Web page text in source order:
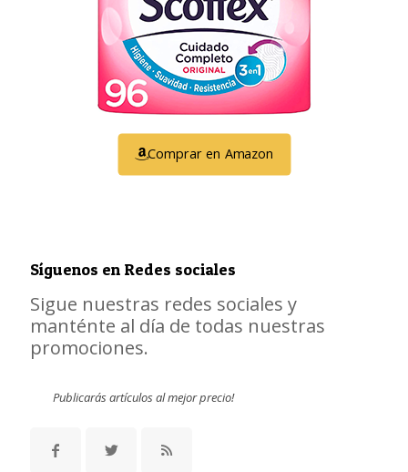
Comprar en Amazon
Síguenos en Redes sociales
Sigue nuestras redes sociales y
manténte al día de todas nuestras
promociones.
Publicarás artículos al mejor precio!